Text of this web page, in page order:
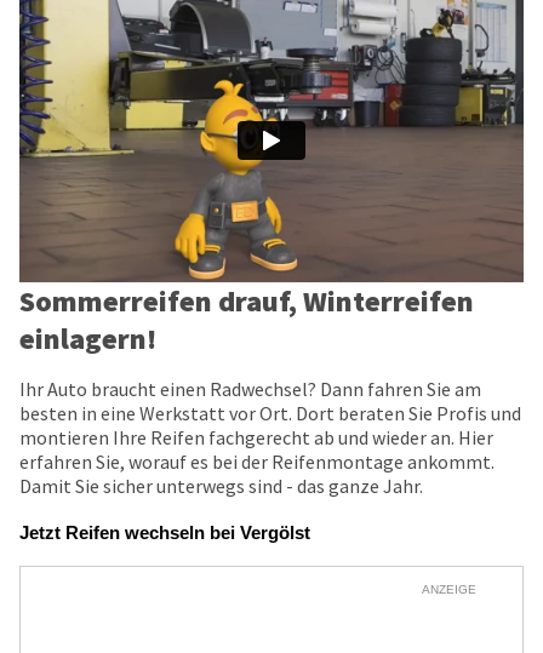
Sommerreifen drauf, Winterreifen
einlagern!
Ihr Auto braucht einen Radwechsel? Dann fahren Sie am
besten in eine Werkstatt vor Ort. Dort beraten Sie Profis und
montieren Ihre Reifen fachgerecht ab und wieder an. Hier
erfahren Sie, worauf es bei der Reifenmontage ankommt.
Damit Sie sicher unterwegs sind - das ganze Jahr.
Jetzt Reifen wechseln bei Vergölst
ANZEIGE